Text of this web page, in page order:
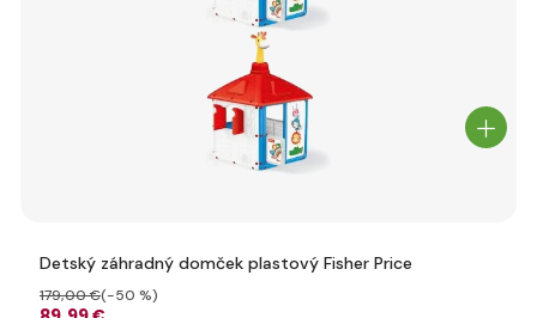
Detský záhradný domček plastový Fisher Price
179,00 €(-50 %)